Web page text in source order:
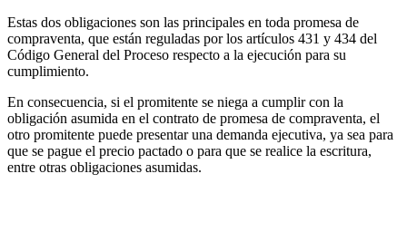
Estas dos obligaciones son las principales en toda promesa de
compraventa, que están reguladas por los artículos 431 y 434 del
Código General del Proceso respecto a la ejecución para su
cumplimiento.
En consecuencia, si el promitente se niega a cumplir con la
obligación asumida en el contrato de promesa de compraventa, el
otro promitente puede presentar una demanda ejecutiva, ya sea para
que se pague el precio pactado o para que se realice la escritura,
entre otras obligaciones asumidas.